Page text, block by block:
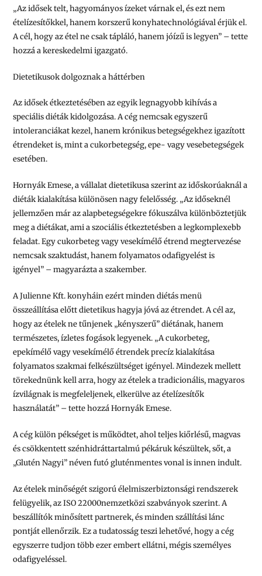
„Az idősek telt, hagyományos ízeket várnak el, és ezt nem
ételízesítőkkel, hanem korszerű konyhatechnológiával érjük el.
A cél, hogy az étel ne csak tápláló, hanem jóízű is legyen” – tette
hozzá a kereskedelmi igazgató.
Dietetikusok dolgoznak a háttérben
Az idősek étkeztetésében az egyik legnagyobb kihívás a
speciális diéták kidolgozása. A cég nemcsak egyszerű
intoleranciákat kezel, hanem krónikus betegségekhez igazított
étrendeket is, mint a cukorbetegség, epe- vagy vesebetegségek
esetében.
Hornyák Emese, a vállalat dietetikusa szerint az időskorúaknál a
diéták kialakítása különösen nagy felelősség. „Az időseknél
jellemzően már az alapbetegségekre fókuszálva különböztetjük
meg a diétákat, ami a szociális étkeztetésben a legkomplexebb
feladat. Egy cukorbeteg vagy vesekímélő étrend megtervezése
nemcsak szaktudást, hanem folyamatos odafigyelést is
igényel” – magyarázta a szakember.
A Julienne Kft. konyháin ezért minden diétás menü
összeállítása előtt dietetikus hagyja jóvá az étrendet. A cél az,
hogy az ételek ne tűnjenek „kényszerű” diétának, hanem
természetes, ízletes fogások legyenek. „A cukorbeteg,
epekímélő vagy vesekímélő étrendek precíz kialakítása
folyamatos szakmai felkészültséget igényel. Mindezek mellett
törekednünk kell arra, hogy az ételek a tradicionális, magyaros
ízvilágnak is megfeleljenek, elkerülve az ételízesítők
használatát” – tette hozzá Hornyák Emese.
A cég külön pékséget is működtet, ahol teljes kiőrlésű, magvas
és csökkentett szénhidráttartalmú pékáruk készültek, sőt, a
„Glutén Nagyi” néven futó gluténmentes vonal is innen indult.
Az ételek minőségét szigorú élelmiszerbiztonsági rendszerek
felügyelik, az ISO 22000nemzetközi szabványok szerint. A
beszállítók minősített partnerek, és minden szállítási lánc
pontját ellenőrzik. Ez a tudatosság teszi lehetővé, hogy a cég
egyszerre tudjon több ezer embert ellátni, mégis személyes
odafigyeléssel.